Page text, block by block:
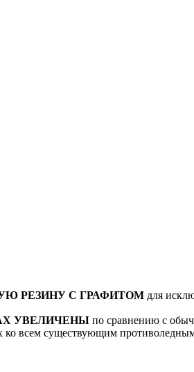
РЕЗИНУ С ГРАФИТОМ для
УВЕЛИЧЕНЫ по сравнению с
всем существующим